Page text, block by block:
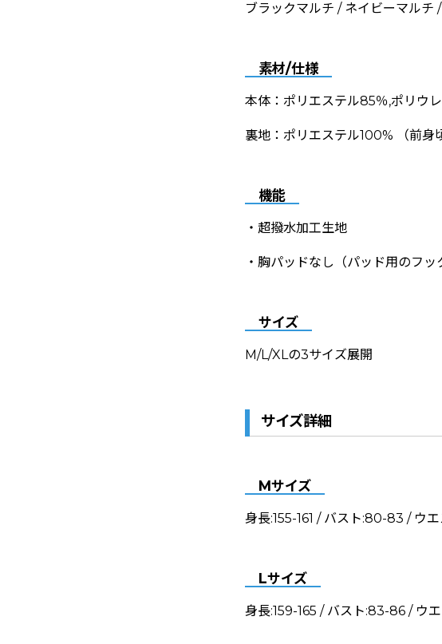
ブラックマルチ / ネイビーマルチ
素材/仕様
本体：ポリエステル85％,ポリウ
裏地：ポリエステル100% （前身
機能
・超撥水加工生地
・胸パッドなし（パッド用のフッ
サイズ
M/L/XLの3サイズ展開
サイズ詳細
Mサイズ
身長:155-161 / バスト:80-83 / ウ
Lサイズ
身長:159-165 / バスト:83-86 / ウ